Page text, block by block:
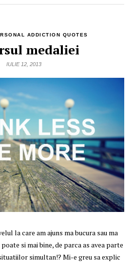
ADDICTION QUOTES
medaliei
IULIE 12, 2013
la care am ajuns ma bucura sau ma
si mai bine, de parca as avea parte
simultan!? Mi-e greu sa explic